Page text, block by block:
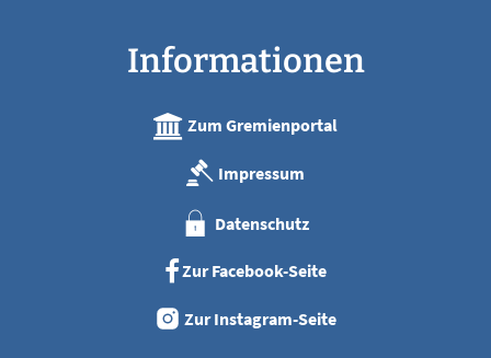
Informationen
Zum Gremienportal
Impressum
Datenschutz
Zur Facebook-Seite
Zur Instagram-Seite